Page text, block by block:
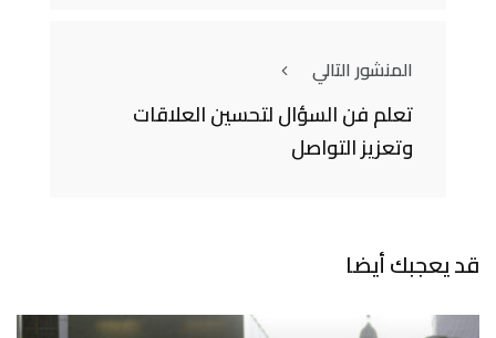
المنشور التالي
تعلم فن السؤال لتحسين العلاقات
وتعزيز التواصل
قد يعجبك أيضا